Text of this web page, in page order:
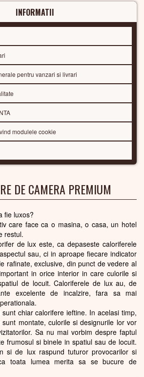
INFORMATII
pentru vanzari si livrari
modulele cookie
DE CAMERA PREMIUM
fie luxos?
care face ca o masina, o casa, un hotel
restul.
de lux este, ca depaseste caloriferele
sau, ci in aproape fiecare indicator
rafinate, exclusive, din punct de vedere al
in orice interior in care culorile si
de locuit. Caloriferele de lux au, de
excelente de incalzire, fara sa mai
chiar calorifere ieftine. In acelasi timp,
montate, culorile si designurile lor vor
Sa nu mai vorbim despre faptul
frumosul si binele in spatiul sau de locuit.
si de lux raspund tuturor provocarilor si
toata lumea merita sa se bucure de